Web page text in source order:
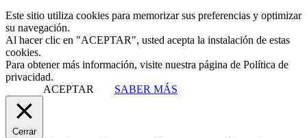
Este sitio utiliza cookies para memorizar sus preferencias y optimizar
su navegación.
Al hacer clic en "ACEPTAR", usted acepta la instalación de estas
cookies.
Para obtener más información, visite nuestra página de Política de
privacidad.
ACEPTAR
SABER MÁS
Cerrar